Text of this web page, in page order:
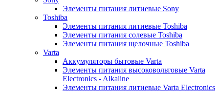
Элементы питания литиевые Sony
Toshiba
Элементы питания литиевые Toshiba
Элементы питания солевые Toshiba
Элементы питания щелочные Toshiba
Varta
Аккумуляторы бытовые Varta
Элементы питания высоковольтовые Varta
Electronics - Alkaline
Элементы питания литиевые Varta Electronics